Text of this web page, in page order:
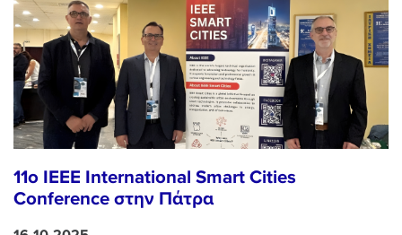
11ο IEEE International Smart Cities
Conference στην Πάτρα